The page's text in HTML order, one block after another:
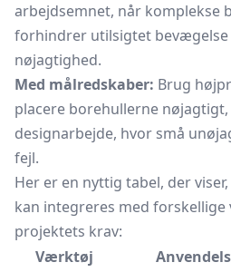
arbejdsemnet, når komplekse
forhindrer utilsigtet
nøjagtighed.
Med målredskaber: Brug
placere borehullerne
designarbejde, hvor små
fejl.
Her er en nyttig tabel, der
kan integreres med
projektets krav:
Værktøj